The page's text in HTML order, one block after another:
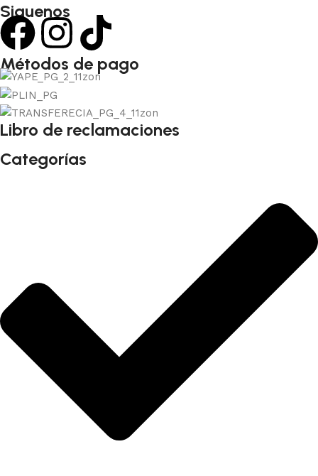
Siguenos
Métodos de pago
Libro de reclamaciones
Categorías